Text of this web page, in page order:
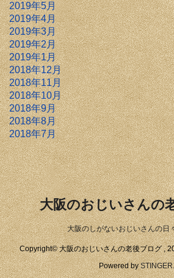
2019年5月
2019年4月
2019年3月
2019年2月
2019年1月
2018年12月
2018年11月
2018年10月
2018年9月
2018年8月
2018年7月
大阪のおじいさんの
大阪のしがないおじいさんの日
Copyright© 大阪のおじいさんの老後ブログ ,
Powered bySTINGER.